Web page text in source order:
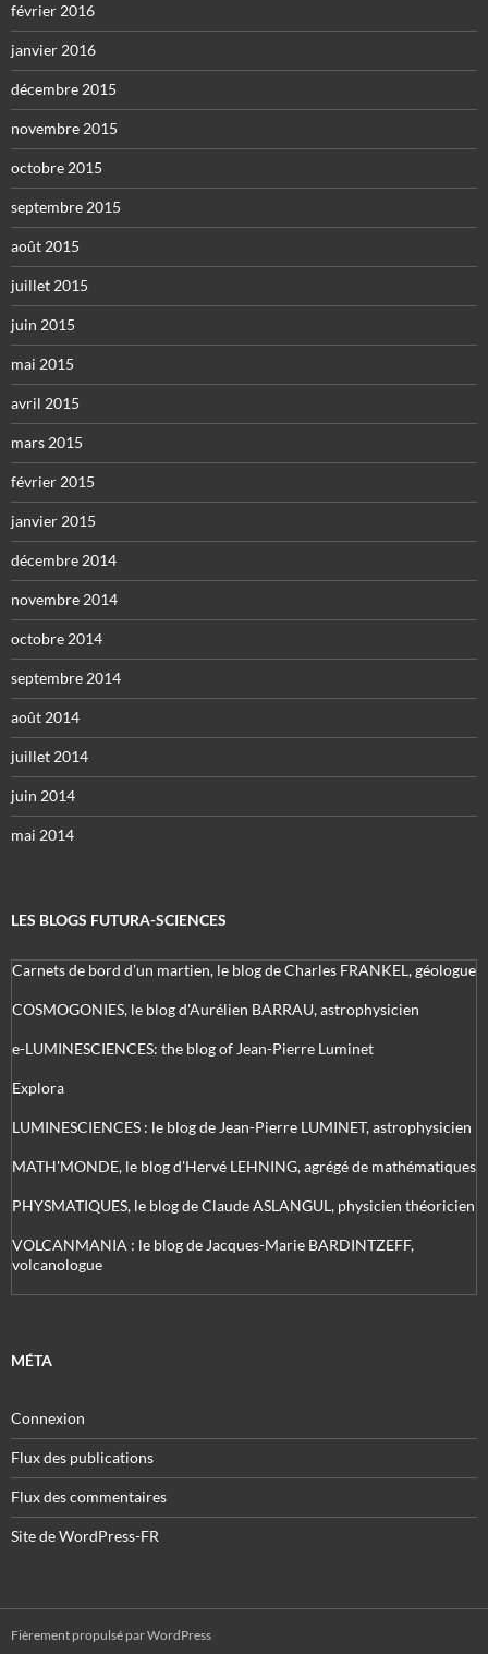
février 2016
janvier 2016
décembre 2015
novembre 2015
octobre 2015
septembre 2015
août 2015
juillet 2015
juin 2015
mai 2015
avril 2015
mars 2015
février 2015
janvier 2015
décembre 2014
novembre 2014
octobre 2014
septembre 2014
août 2014
juillet 2014
juin 2014
mai 2014
LES BLOGS FUTURA-SCIENCES
Carnets de bord d’un martien, le blog de Charles FRANKEL, géologue
COSMOGONIES, le blog d'Aurélien BARRAU, astrophysicien
e-LUMINESCIENCES: the blog of Jean-Pierre Luminet
Explora
LUMINESCIENCES : le blog de Jean-Pierre LUMINET, astrophysicien
MATH'MONDE, le blog d'Hervé LEHNING, agrégé de mathématiques
PHYSMATIQUES, le blog de Claude ASLANGUL, physicien théoricien
VOLCANMANIA : le blog de Jacques-Marie BARDINTZEFF,
volcanologue
MÉTA
Connexion
Flux des publications
Flux des commentaires
Site de WordPress-FR
Fièrement propulsé par WordPress